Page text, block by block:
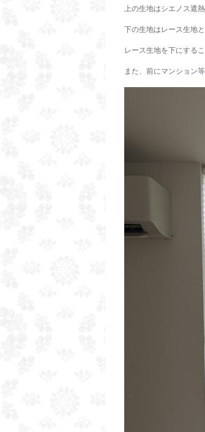
上の生地はシエノス遮
下の生地はレース生地と
レース生地を下にする
また、前にマンション